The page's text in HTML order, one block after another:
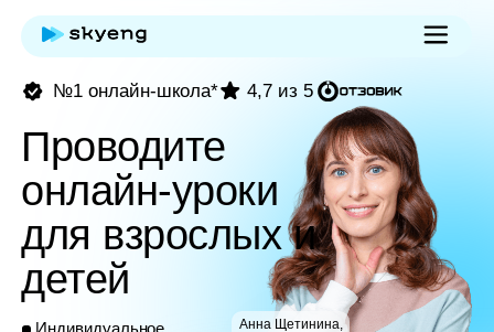
Индивидуальное
расписание
От 12 часов в неделю
4,7 из 5
Проводите
онлайн-уроки
для взрослых и
детей
Анна Щетинина,
преподаватель